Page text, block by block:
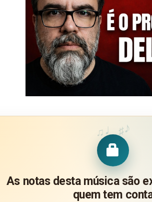
♫ ♩ ♯♪
As notas desta música são
quem tem